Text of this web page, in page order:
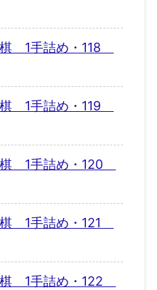
棋 1手詰め・118
棋 1手詰め・119
棋 1手詰め・120
棋 1手詰め・121
棋 1手詰め・122